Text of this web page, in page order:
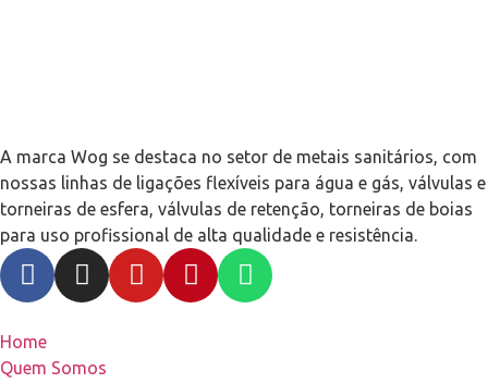
A marca Wog se destaca no setor de metais sanitários, com
nossas linhas de ligações flexíveis para água e gás, válvulas e
torneiras de esfera, válvulas de retenção, torneiras de boias
para uso profissional de alta qualidade e resistência.
Home
Quem Somos